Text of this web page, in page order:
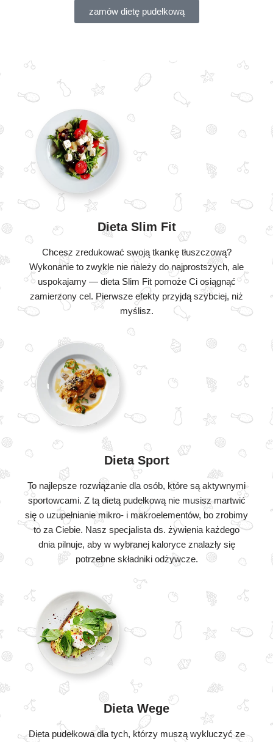
zamów dietę pudełkową
Dieta Slim Fit
Chcesz zredukować swoją tkankę tłuszczową?
Wykonanie to zwykle nie należy do najprostszych, ale
uspokajamy — dieta Slim Fit pomoże Ci osiągnąć
zamierzony cel. Pierwsze efekty przyjdą szybciej, niż
myślisz.
Dieta Sport
To najlepsze rozwiązanie dla osób, które są aktywnymi
sportowcami. Z tą dietą pudełkową nie musisz martwić
się o uzupełnianie mikro- i makroelementów, bo zrobimy
to za Ciebie. Nasz specjalista ds. żywienia każdego
dnia pilnuje, aby w wybranej kaloryce znalazły się
potrzebne składniki odżywcze.
Dieta Wege
Dieta pudełkowa dla tych, którzy muszą wykluczyć ze